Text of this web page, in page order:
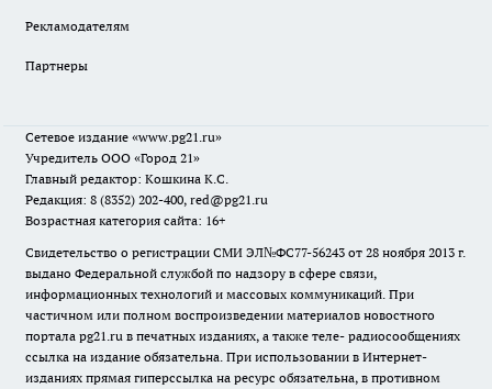
Рекламодателям
Партнеры
Сетевое издание «www.pg21.ru»
Учредитель ООО «Город 21»
Главный редактор: Кошкина К.С.
Редакция: 8 (8352) 202-400, red@pg21.ru
Возрастная категория сайта: 16+
Свидетельство о регистрации СМИ ЭЛ№ФС77-56243 от 28 ноября 2013 г.
выдано Федеральной службой по надзору в сфере связи,
информационных технологий и массовых коммуникаций. При
частичном или полном воспроизведении материалов новостного
портала pg21.ru в печатных изданиях, а также теле- радиосообщениях
ссылка на издание обязательна. При использовании в Интернет-
изданиях прямая гиперссылка на ресурс обязательна, в противном